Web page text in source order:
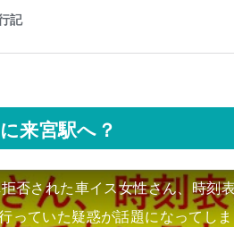
来宮駅へ？
否された車イス女性さん、時刻
っていた疑惑が話題になってし